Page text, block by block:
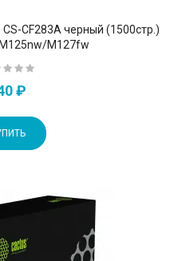
CF283A черный (1500стр.)
M127fw
₽